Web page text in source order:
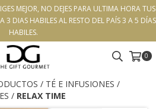
MEJOR, NO DEJES PARA ULTIMA HORA TUS
3 DIAS HABILES AL RESTO DEL PAÍS 3 A 5 DÍAS
HABILES.
0
/ TÉ E INFUSIONES /
/ RELAX TIME